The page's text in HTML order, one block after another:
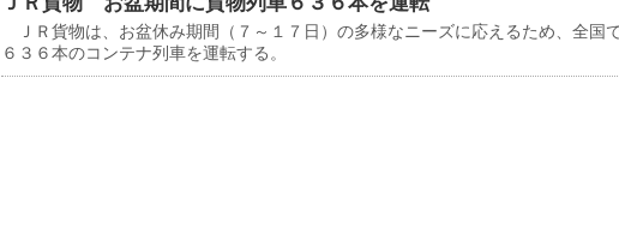
ＪＲ貨物は、お盆休み期間（７～１７日）の多様なニーズに応えるため、全国
６３６本のコンテナ列車を運転する。